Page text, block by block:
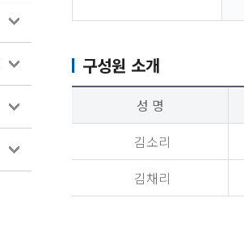
구성원 소개
성 명
김소리
김채리